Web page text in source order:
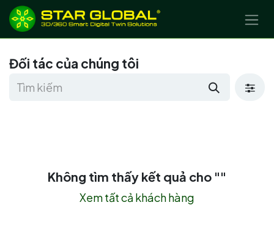
BỎ QUA ĐỂ ĐẾN NỘI DUNG
Đối tác của chúng tôi
Không tìm thấy kết quả cho ""
Xem tất cả khách hàng